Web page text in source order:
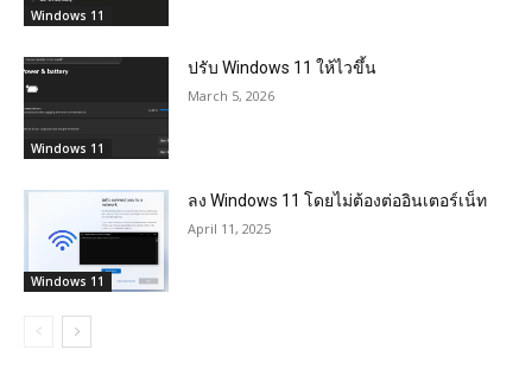
Windows 11
Windows 11
ปรับ Windows 11 ให้ไวขึ้น
March 5, 2026
Windows 11
ลง Windows 11 โดยไม่ต้องต่ออินเตอร์เน็ท
April 11, 2025